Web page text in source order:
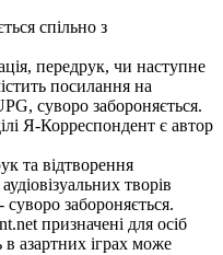
спільно з
передрук, чи наступне
посилання на
суворо забороняється.
Я-Корреспондент є автор
та відтворення
творів
забороняється.
призначені для осіб
азартних іграх може